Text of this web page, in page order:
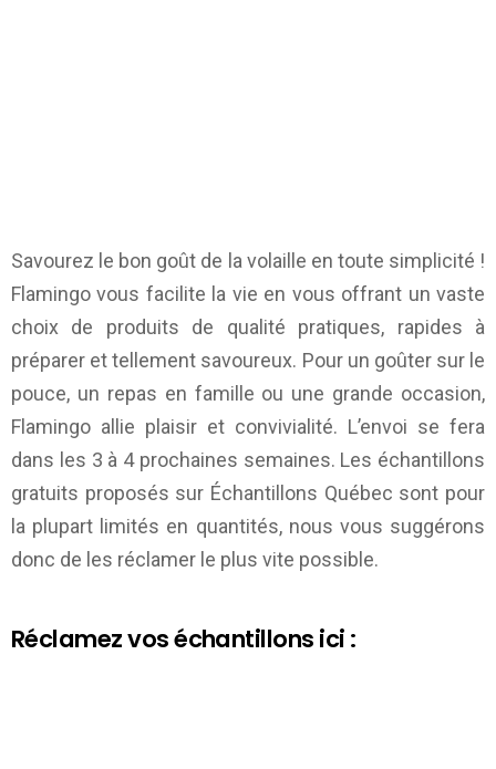
Savourez le bon goût de la volaille en toute simplicité !
Flamingo vous facilite la vie en vous offrant un vaste
choix de produits de qualité pratiques, rapides à
préparer et tellement savoureux. Pour un goûter sur le
pouce, un repas en famille ou une grande occasion,
Flamingo allie plaisir et convivialité. L’envoi se fera
dans les 3 à 4 prochaines semaines. Les échantillons
gratuits proposés sur Échantillons Québec sont pour
la plupart limités en quantités, nous vous suggérons
donc de les réclamer le plus vite possible.
Réclamez vos échantillons ici :